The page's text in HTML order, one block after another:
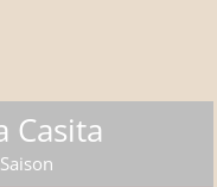
Casita